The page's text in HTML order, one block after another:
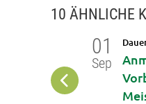
10 ÄHNLICHE
01
Sep